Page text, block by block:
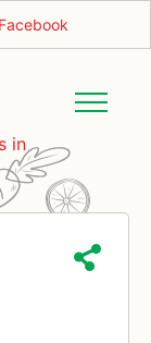
Facebook
in